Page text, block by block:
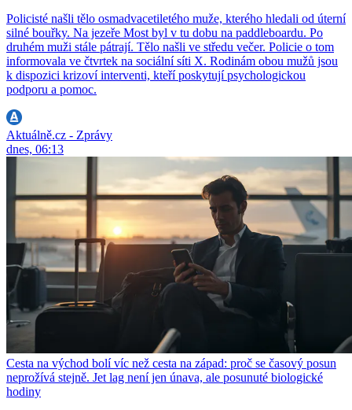
Policisté našli tělo osmadvacetiletého muže, kterého hledali od úterní
silné bouřky. Na jezeře Most byl v tu dobu na paddleboardu. Po
druhém muži stále pátrají. Tělo našli ve středu večer. Policie o tom
informovala ve čtvrtek na sociální síti X. Rodinám obou mužů jsou
k dispozici krizoví interventi, kteří poskytují psychologickou
podporu a pomoc.
Aktuálně.cz - Zprávy
dnes, 06:13
Cesta na východ bolí víc než cesta na západ: proč se časový posun
neprožívá stejně. Jet lag není jen únava, ale posunuté biologické
hodiny